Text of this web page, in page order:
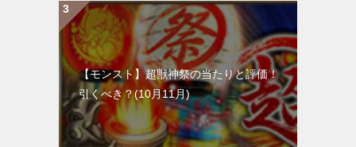
【モンスト】超獣神祭の当たりと評価！
引くべき？(10月11月)